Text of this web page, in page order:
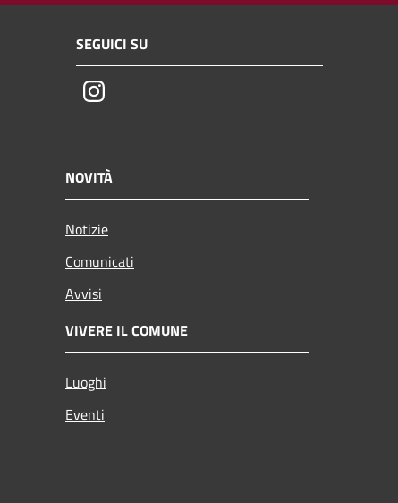
SEGUICI SU
Instagram
NOVITÀ
Notizie
Comunicati
Avvisi
VIVERE IL COMUNE
Luoghi
Eventi